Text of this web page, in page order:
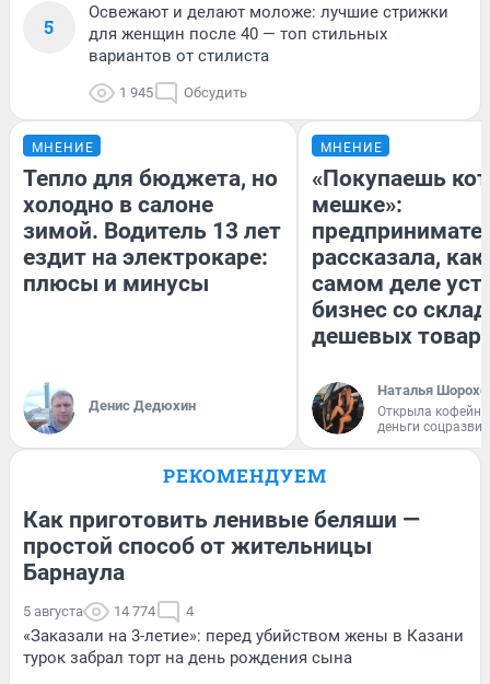
5
Освежают и делают моложе: лучшие стрижки
для женщин после 40 — топ стильных
вариантов от стилиста
1 945 Обсудить
МНЕНИЕ
Тепло для бюджета, но
холодно в салоне
зимой. Водитель 13 лет
ездит на электрокаре:
плюсы и минусы
Денис Дедюхин
МНЕНИЕ
«Покупаешь
мешке»:
рассказала, как
самом деле
бизнес со
дешевых
Наталья
Открыла
деньги
РЕКОМЕНДУЕМ
Как приготовить ленивые беляши —
простой способ от жительницы
Барнаула
5 августа 14 774 4
«Заказали на 3-летие»: перед убийством жены в Казани
турок забрал торт на день рождения сына